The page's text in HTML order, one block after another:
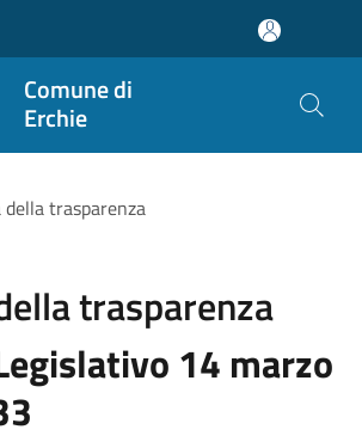
Comune di
Erchie
della trasparenza
trasparenza
14 marzo